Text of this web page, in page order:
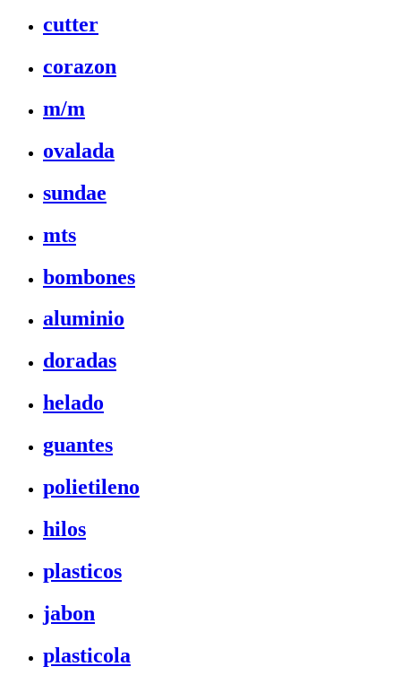
cutter
corazon
m/m
ovalada
sundae
mts
bombones
aluminio
doradas
helado
guantes
polietileno
hilos
plasticos
jabon
plasticola